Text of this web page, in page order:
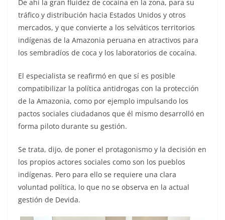
De ahí la gran fluidez de cocaína en la zona, para su
tráfico y distribución hacia Estados Unidos y otros
mercados, y que convierte a los selváticos territorios
indígenas de la Amazonia peruana en atractivos para
los sembradíos de coca y los laboratorios de cocaína.
El especialista se reafirmó en que sí es posible
compatibilizar la política antidrogas con la protección
de la Amazonia, como por ejemplo impulsando los
pactos sociales ciudadanos que él mismo desarrolló en
forma piloto durante su gestión.
Se trata, dijo, de poner el protagonismo y la decisión en
los propios actores sociales como son los pueblos
indígenas. Pero para ello se requiere una clara
voluntad política, lo que no se observa en la actual
gestión de Devida.